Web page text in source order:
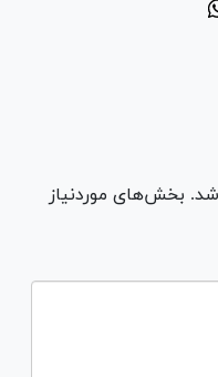
بخش‌های موردنیاز